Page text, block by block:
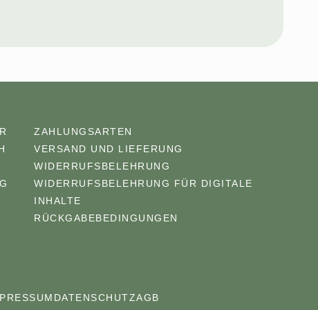
ZAHLUNGSARTEN
VERSAND UND LIEFERUNG
WIDERRUFSBELEHRUNG
WIDERRUFSBELEHRUNG FÜR DIGITALE
INHALTE
RÜCKGABEBEDINGUNGEN
DATENSCHUTZAGB